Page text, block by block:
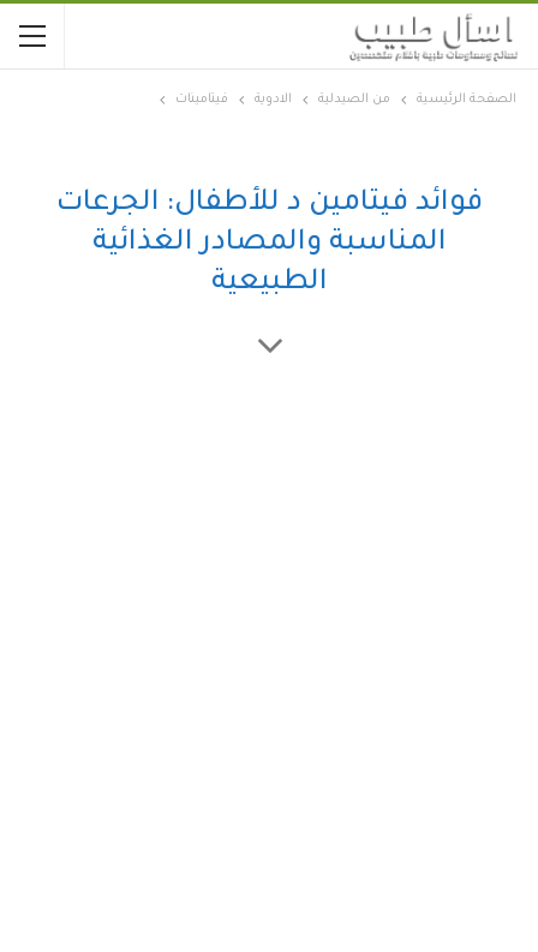
الصفحة الرئيسية من الصيدلية الادوية فيتامينات
فوائد فيتامين د للأطفال: الجرعات
المناسبة والمصادر الغذائية
الطبيعية